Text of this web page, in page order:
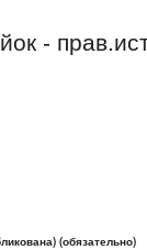
-
(обязательно)